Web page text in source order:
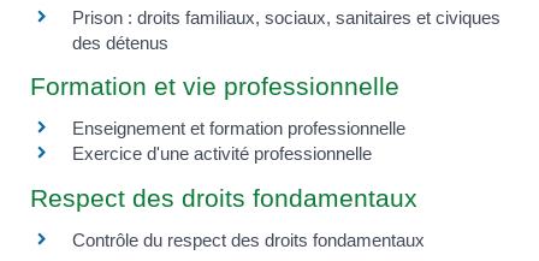
Prison : droits familiaux, sociaux, sanitaires et civiques
des détenus
Formation et vie professionnelle
Enseignement et formation professionnelle
Exercice d'une activité professionnelle
Respect des droits fondamentaux
Contrôle du respect des droits fondamentaux